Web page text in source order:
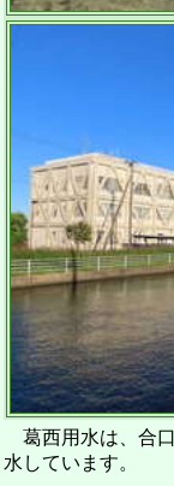
葛西用水は、合
水しています。